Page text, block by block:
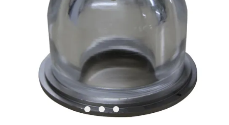
PRIVACY
POLICY